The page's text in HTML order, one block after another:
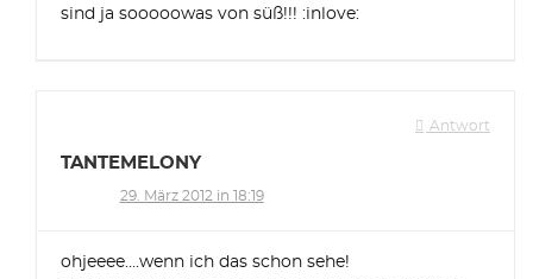
sind ja sooooowas von süß!!! :inlove:
Antwort
TANTEMELONY
29. März 2012 in 18:19
ohjeeee….wenn ich das schon sehe!